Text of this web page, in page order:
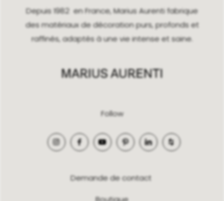
Depuis 1982 en France, Marius Aurenti fabrique
des matériaux de décoration purs, profonds et
raffinés, adaptés à une vie intense et saine.
Follow
Demande de contact